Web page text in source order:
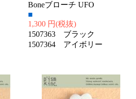
Boneブローチ UFO
■
1,300 円(税抜)
1507363 ブラック
1507364 アイボリー